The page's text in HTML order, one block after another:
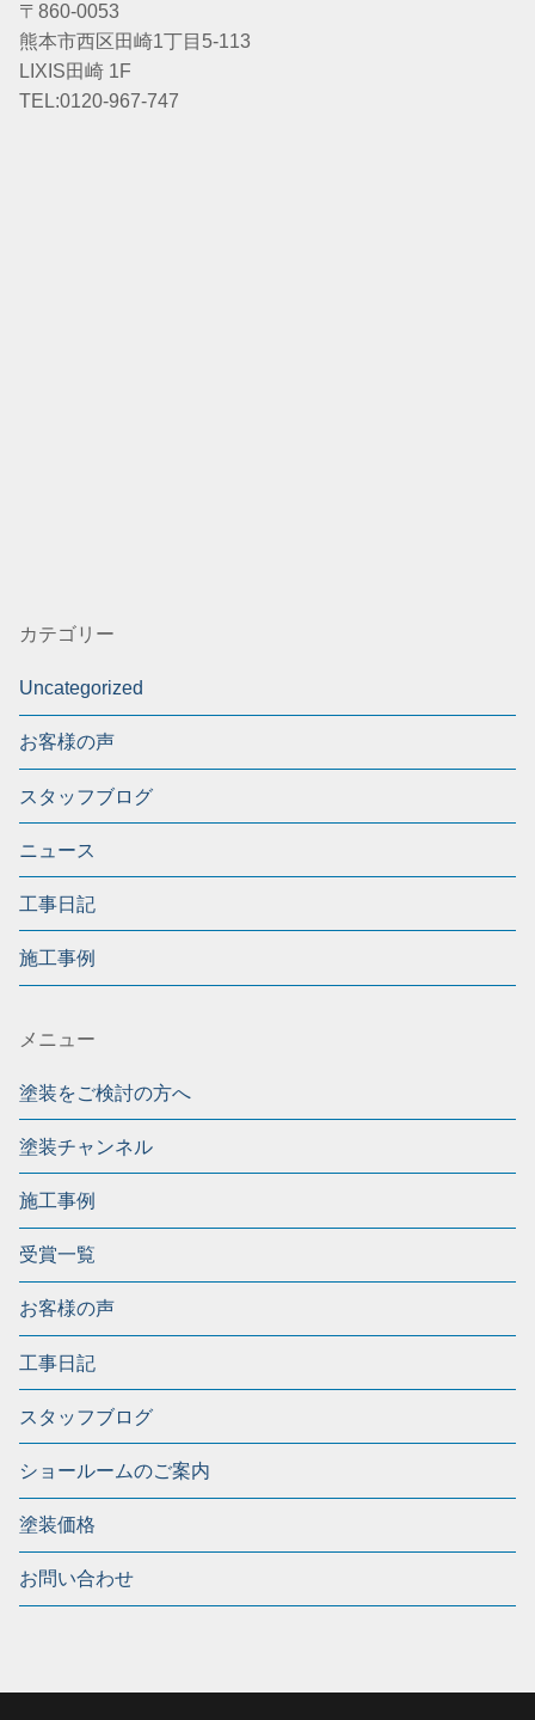
〒860-0053
熊本市西区田崎1丁目5-113
LIXIS田崎 1F
TEL:0120-967-747
カテゴリー
Uncategorized
お客様の声
スタッフブログ
ニュース
工事日記
施工事例
メニュー
塗装をご検討の方へ
塗装チャンネル
施工事例
受賞一覧
お客様の声
工事日記
スタッフブログ
ショールームのご案内
塗装価格
お問い合わせ